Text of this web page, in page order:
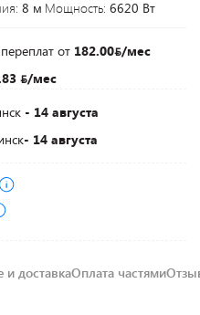
8 м Мощность: 6620 Вт
от 182.00 /мес
/мес
- 14 августа
- 14 августа
и доставкаОплата частями